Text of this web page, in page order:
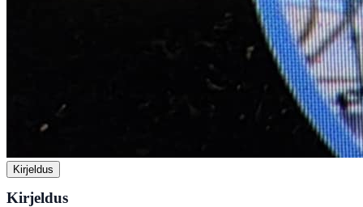
Kirjeldus
Kirjeldus